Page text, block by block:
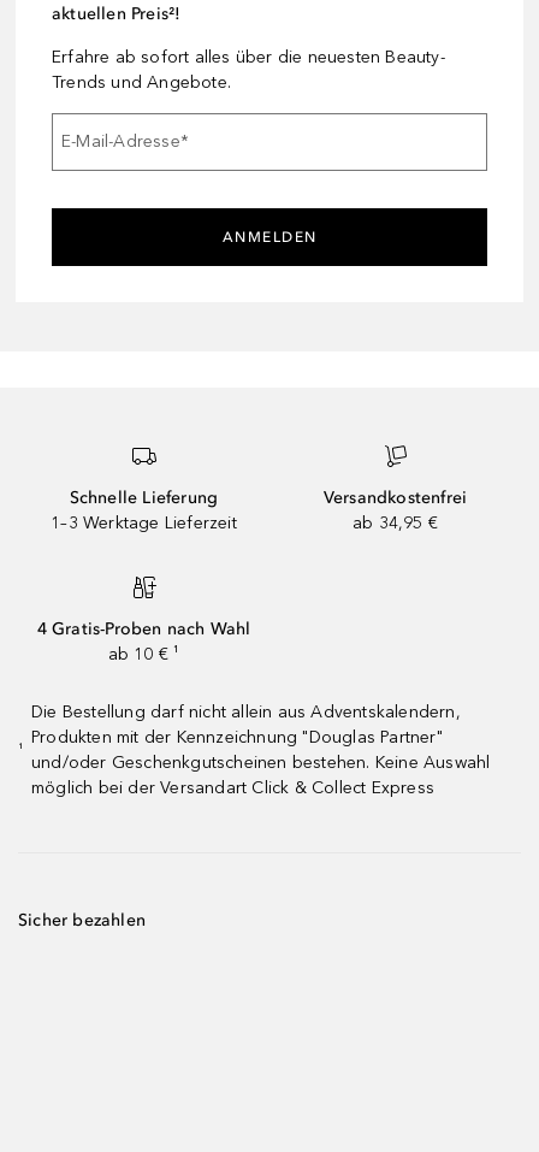
aktuellen Preis²!
Erfahre ab sofort alles über die neuesten Beauty-
Trends und Angebote.
E-Mail-Adresse*
ANMELDEN
Schnelle Lieferung
1–3 Werktage Lieferzeit
Versandkostenfrei
ab 34,95 €
4 Gratis-Proben nach Wahl
ab 10 € ¹
¹
Die Bestellung darf nicht allein aus Adventskalendern,
Produkten mit der Kennzeichnung "Douglas Partner"
und/oder Geschenkgutscheinen bestehen. Keine Auswahl
möglich bei der Versandart Click & Collect Express
Sicher bezahlen